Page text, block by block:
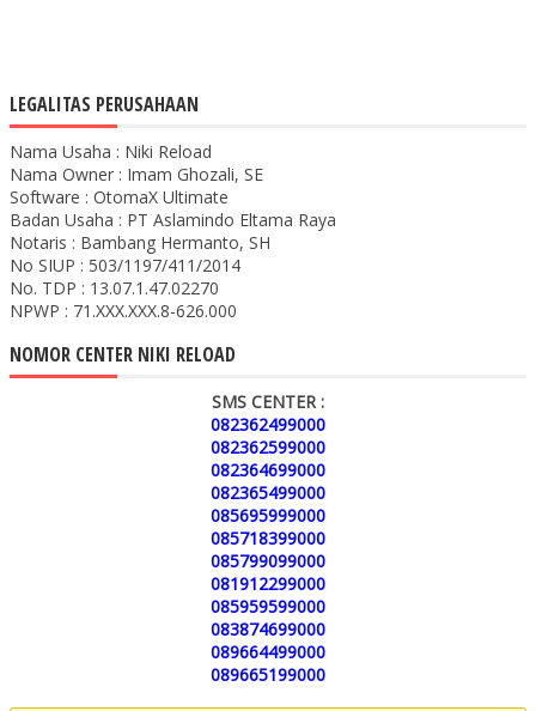
LEGALITAS PERUSAHAAN
Nama Usaha : Niki Reload
Nama Owner : Imam Ghozali, SE
Software : OtomaX Ultimate
Badan Usaha : PT Aslamindo Eltama Raya
Notaris : Bambang Hermanto, SH
No SIUP : 503/1197/411/2014
No. TDP : 13.07.1.47.02270
NPWP : 71.XXX.XXX.8-626.000
NOMOR CENTER NIKI RELOAD
SMS CENTER :
082362499000
082362599000
082364699000
082365499000
085695999000
085718399000
085799099000
081912299000
085959599000
083874699000
089664499000
089665199000